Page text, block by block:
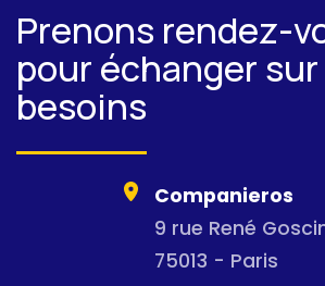
Prenons rendez-
pour échanger sur
besoins
Companieros
9 rue René
75013 - Paris